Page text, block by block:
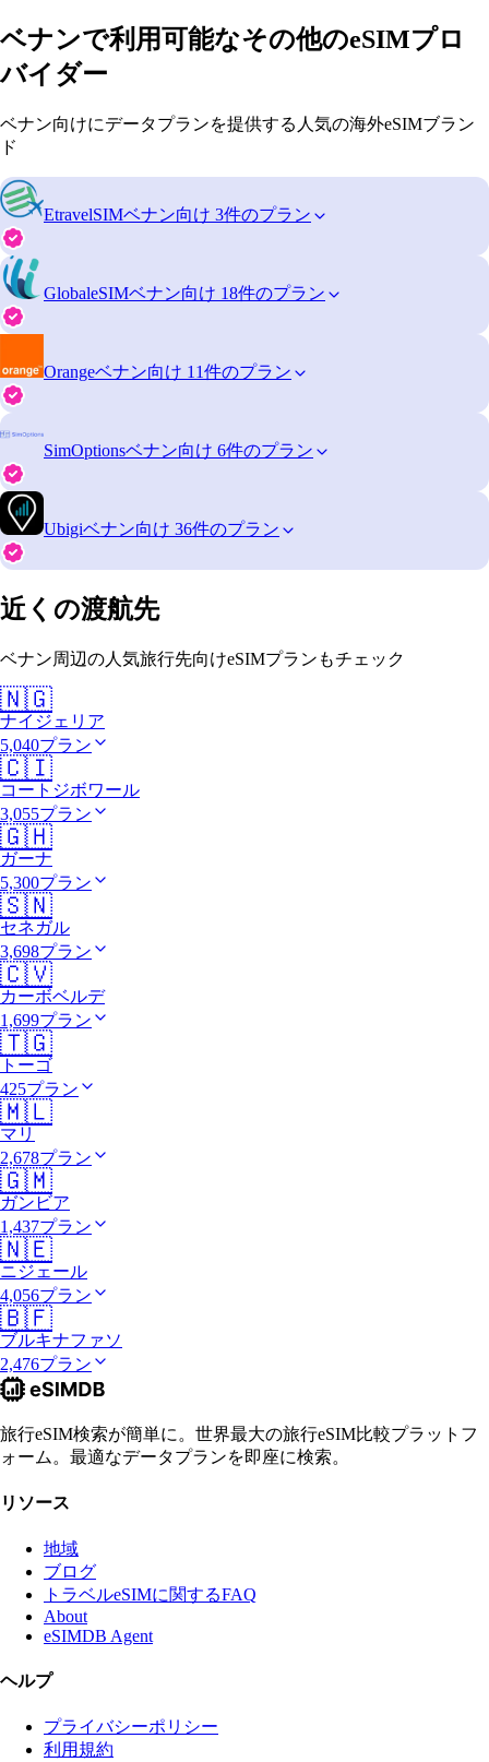
ベナンで利用可能なその他のeSIMプロ
バイダー
ベナン向けにデータプランを提供する人気の海外eSIMブラン
ド
EtravelSIMベナン向け 3件のプラン
GlobaleSIMベナン向け 18件のプラン
Orangeベナン向け 11件のプラン
SimOptionsベナン向け 6件のプラン
Ubigiベナン向け 36件のプラン
近くの渡航先
ベナン周辺の人気旅行先向けeSIMプランもチェック
🇳🇬
ナイジェリア
5,040プラン
🇨🇮
コートジボワール
3,055プラン
🇬🇭
ガーナ
5,300プラン
🇸🇳
セネガル
3,698プラン
🇨🇻
カーボベルデ
1,699プラン
🇹🇬
トーゴ
425プラン
🇲🇱
マリ
2,678プラン
🇬🇲
ガンビア
1,437プラン
🇳🇪
ニジェール
4,056プラン
🇧🇫
ブルキナファソ
2,476プラン
旅行eSIM検索が簡単に。世界最大の旅行eSIM比較プラットフ
ォーム。最適なデータプランを即座に検索。
リソース
地域
ブログ
トラベルeSIMに関するFAQ
About
eSIMDB Agent
ヘルプ
プライバシーポリシー
利用規約